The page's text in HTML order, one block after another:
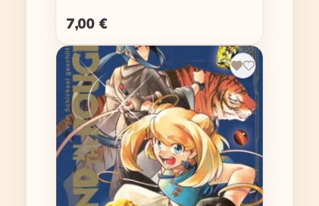
Regulärer Preis:
7,00 €